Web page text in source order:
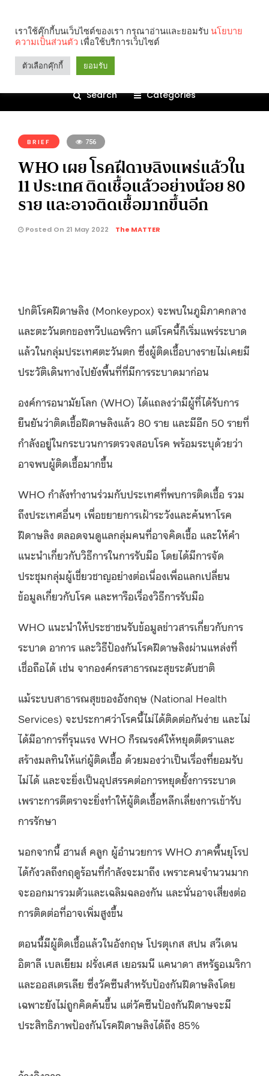
Search Categories
BRIEF 756
WHO เผย โรคฝีดาษลิงแพร่แล้วใน
11 ประเทศ ติดเชื้อแล้วอย่างน้อย 80
ราย และอาจติดเชื้อมากขึ้นอีก
Posted On 21 May 2022 The MATTER
ปกติโรคฝีดาษลิง (Monkeypox) จะพบในภูมิภาคกลาง
และตะวันตกของทวีปแอฟริกา แต่โรคนี้ก็เริ่มแพร่ระบาด
แล้วในกลุ่มประเทศตะวันตก ซึ่งผู้ติดเชื้อบางรายไม่เคยมี
ประวัติเดินทางไปยังพื้นที่ที่มีการระบาดมาก่อน
องค์การอนามัยโลก (WHO)ได้แถลงว่ามีผู้ที่ได้รับการ
ยืนยันว่าติดเชื้อฝีดาษลิงแล้ว 80 ราย และมีอีก 50 รายที่
กำลังอยู่ในกระบวนการตรวจสอบโรค พร้อมระบุด้วยว่า
อาจพบผู้ติดเชื้อมากขึ้น
WHO กำลังทำงานร่วมกับประเทศที่พบการติดเชื้อ รวม
ถึงประเทศอื่นๆ เพื่อขยายการเฝ้าระวังและค้นหาโรค
ฝีดาษลิง ตลอดจนดูแลกลุ่มคนที่อาจคิดเชื้อ และให้คำ
แนะนำเกี่ยวกับวิธีการในการรับมือ โดยได้มีการจัด
ประชุมกลุ่มผู้เชี่ยวชาญอย่างต่อเนื่องเพื่อแลกเปลี่ยน
ข้อมูลเกี่ยวกับโรค และหารือเรื่องวิธีการรับมือ
WHO แนะนำให้ประชาชนรับข้อมูลข่าวสารเกี่ยวกับการ
ระบาด อาการ และวิธีป้องกันโรคฝีดาษลิงผ่านแหล่งที่
เชื่อถือได้ เช่น จากองค์กรสาธารณะสุขระดับชาติ
แม้ระบบสาธารณสุขของอังกฤษ (National Health
Services) จะประกาศว่าโรคนี้ไม่ได้ติดต่อกันง่าย และไม่
ได้มีอาการที่รุนแรง WHO ก็รณรงค์ให้หยุดตีตราและ
สร้างมลทินให้แก่ผู้ติดเชื้อ ด้วยมองว่าเป็นเรื่องที่ยอมรับ
ไม่ได้ และจะยิ่งเป็นอุปสรรคต่อการหยุดยั้งการระบาด
เพราะการตีตราจะยิ่งทำให้ผู้ติดเชื้อหลีกเลี่ยงการเข้ารับ
การรักษา
นอกจากนี้ ฮานส์ คลูก ผู้อำนวยการ WHO ภาคพื้นยุโรป
ได้กังวลถึงกฤดูร้อนที่กำลังจะมาถึง เพราะคนจำนวนมาก
จะออกมารวมตัวและเฉลิมฉลองกัน และนั่นอาจเสี่ยงต่อ
การติดต่อที่อาจเพิ่มสูงขึ้น
ตอนนี้มีผู้ติดเชื้อแล้วในอังกฤษ โปรตุเกส สปน สวีเดน
อิตาลี เบลเยียม ฝรั่งเศส เยอรมนี แคนาดา สหรัฐอเมริกา
และออสเตรเลีย ซึ่งวัคซีนสำหรับป้องกันฝีดาษลิงโดย
เฉพาะยังไม่ถูกคิดค้นขึ้น แต่วัคซีนป้องกันฝีดาษจะมี
ประสิทธิภาพป้องกันโรคฝีดาษลิงได้ถึง 85%
เราใช้คุ๊กกี้บนเว็บไซต์ของเรา กรุณาอ่านและยอมรับ นโยบาย
ความเป็นส่วนตัว เพื่อใช้บริการเว็บไซต์
ตัวเลือกคุ๊กกี้ ยอมรับ